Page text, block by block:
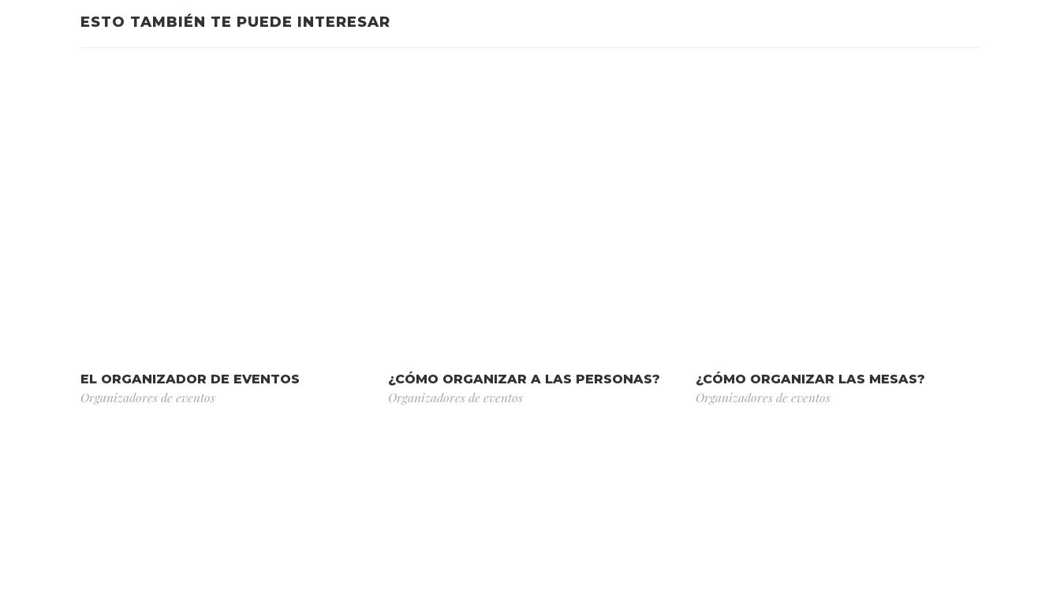
ESTO TAMBIÉN TE PUEDE INTERESAR
EL ORGANIZADOR DE EVENTOS
Organizadores de eventos
¿CÓMO ORGANIZAR A LAS PERSONAS?
Organizadores de eventos
¿CÓMO ORGANIZAR LAS MESAS?
Organizadores de eventos